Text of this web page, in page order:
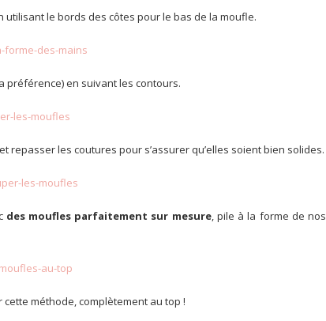
utilisant le bords des côtes pour le bas de la moufle.
préférence) en suivant les contours.
les coutures pour s’assurer qu’elles soient bien solides.
des moufles parfaitement sur mesure, pile à la forme de nos
cette méthode, complètement au top !